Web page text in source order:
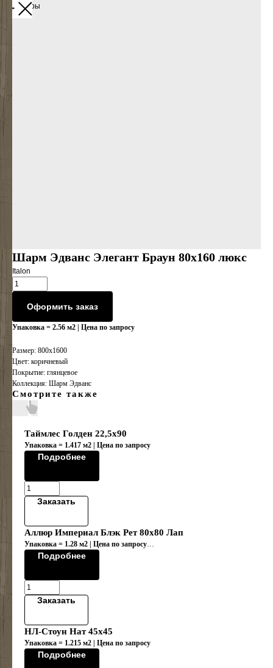
Все товары
Шарм Эдванс Элегант Браун 80х160 люкс
Italon
Оформить заказ
Упаковка = 2.56 м2 | Цена по запросу
Размер: 800x1600
Цвет: коричневый
Покрытие: глянцевое
Коллекция: Шарм Эдванс
Смотрите также
Таймлес Голден 22,5х90
Упаковка = 1.417 м2 | Цена по запросу
Подробнее
Заказать
Аллюр Империал Блэк Рет 80х80 Лап
Упаковка = 1.28 м2 | Цена по запросу
Коллекция "ALLURE/АЛЛЮР"
Подробнее
Заказать
НЛ-Стоун Нат 45х45
Упаковка = 1.215 м2 | Цена по запросу
Подробнее